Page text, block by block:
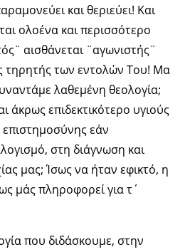
και θεριεύει! Και
ολοένα και περισσότερο
αισθάνεται ¨αγωνιστής¨
τηρητής των εντολών Του! Μα
λαθεμένη θεολογία;
άκρως επιδεκτικότερο υγιούς
εάν
στη διάγνωση και
μας; Ίσως να ήταν εφικτό, η
μάς πληροφορεί για τ΄
που διδάσκουμε, στην